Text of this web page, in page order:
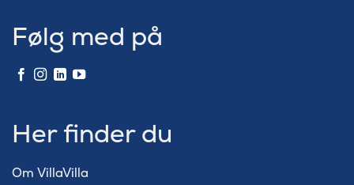
Følg med på
Her finder du
Om VillaVilla